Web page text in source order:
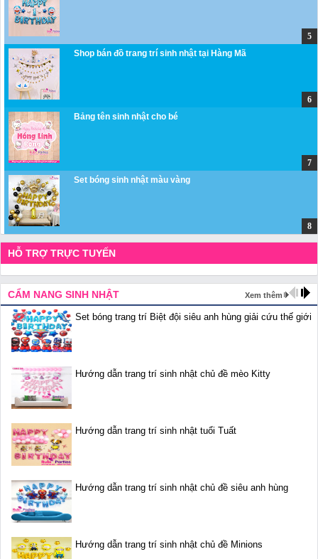
Shop bán đồ trang trí sinh nhật tại Hàng Mã
Bảng tên sinh nhật cho bé
Set bóng sinh nhật màu vàng
HỖ TRỢ TRỰC TUYẾN
CẨM NANG SINH NHẬT Xem thêm
Set bóng trang trí Biệt đội siêu anh hùng giải cứu thế giới
Hướng dẫn trang trí sinh nhật chủ đề mèo Kitty
Hướng dẫn trang trí sinh nhật tuổi Tuất
Hướng dẫn trang trí sinh nhật chủ đề siêu anh hùng
Hướng dẫn trang trí sinh nhật chủ đề Minions